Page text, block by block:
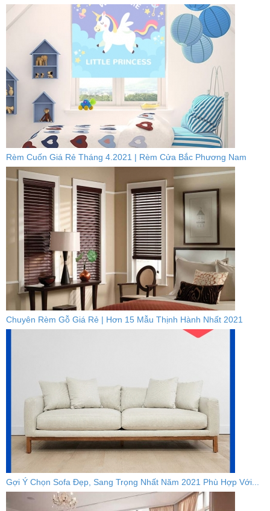
Rèm Cuốn Giá Rẻ Tháng 4.2021 | Rèm Cửa Bắc Phương Nam
Chuyên Rèm Gỗ Giá Rẻ | Hơn 15 Mẫu Thịnh Hành Nhất 2021
Gợi Ý Chọn Sofa Đẹp, Sang Trọng Nhất Năm 2021 Phù Hợp Với...